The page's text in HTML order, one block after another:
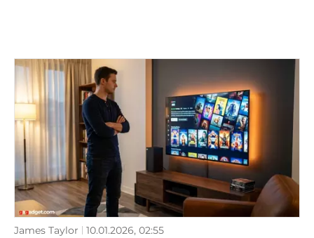
James Taylor 10.01.2026, 02:55